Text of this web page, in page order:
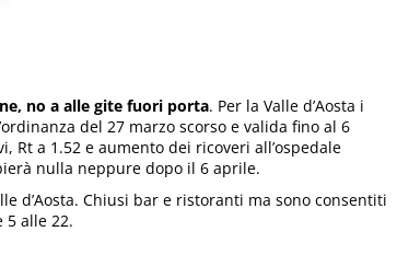
no a alle gite fuori porta. Per la Valle d’Aosta i
del 27 marzo scorso e valida fino al 6
Rt a 1.52 e aumento dei ricoveri all’ospedale
nulla neppure dopo il 6 aprile.
d’Aosta. Chiusi bar e ristoranti ma sono consentiti
5 alle 22.